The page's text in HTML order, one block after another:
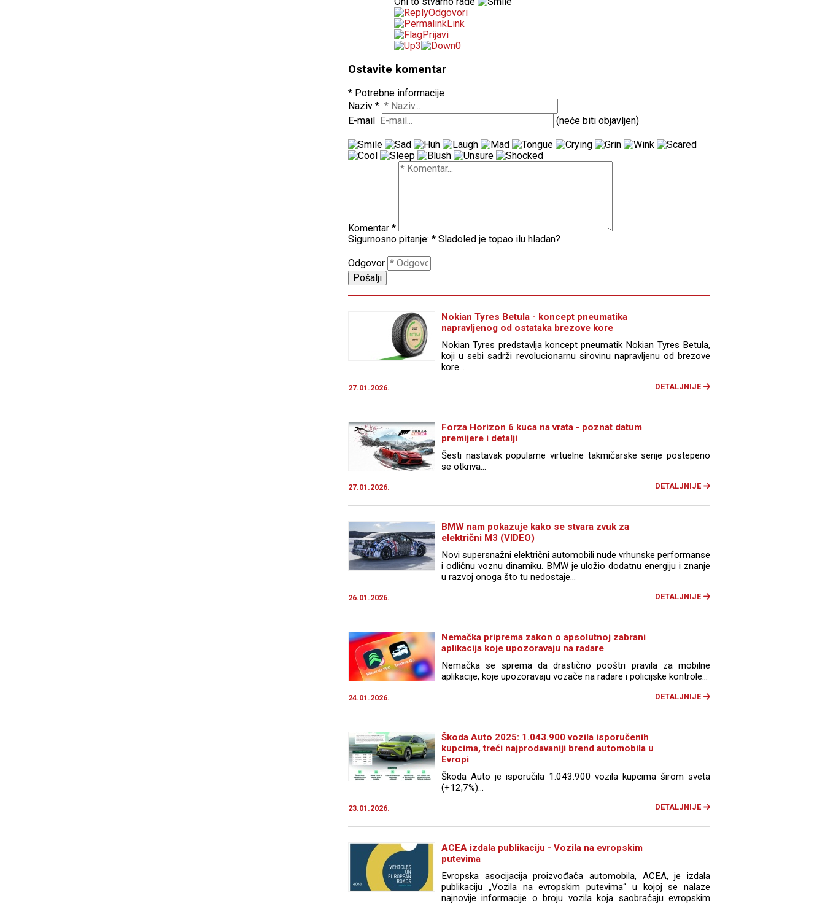
Odgovori
Link
Prijavi
3
0
Ostavite komentar
* Potrebne informacije
Naziv *
E-mail
(neće biti objavljen)
Komentar *
Sigurnosno pitanje: * Sladoled je topao ilu hladan?
Odgovor
Nokian Tyres Betula - koncept pneumatika
napravljenog od ostataka brezove kore
Nokian Tyres predstavlja koncept pneumatik Nokian Tyres Betula,
koji u sebi sadrži revolucionarnu sirovinu napravljenu od brezove
kore...
27.01.2026. DETALJNIJE
Forza Horizon 6 kuca na vrata - poznat datum
premijere i detalji
Šesti nastavak popularne virtuelne takmičarske serije postepeno
se otkriva...
27.01.2026. DETALJNIJE
BMW nam pokazuje kako se stvara zvuk za
električni M3 (VIDEO)
Novi supersnažni električni automobili nude vrhunske performanse
i odličnu voznu dinamiku. BMW je uložio dodatnu energiju i znanje
u razvoj onoga što tu nedostaje...
26.01.2026. DETALJNIJE
Nemačka priprema zakon o apsolutnoj zabrani
aplikacija koje upozoravaju na radare
Nemačka se sprema da drastično pooštri pravila za mobilne
aplikacije, koje upozoravaju vozače na radare i policijske kontrole...
24.01.2026. DETALJNIJE
Škoda Auto 2025: 1.043.900 vozila isporučenih
kupcima, treći najprodavaniji brend automobila u
Evropi
Škoda Auto je isporučila 1.043.900 vozila kupcima širom sveta
(+12,7%)...
23.01.2026. DETALJNIJE
ACEA izdala publikaciju - Vozila na evropskim
putevima
Evropska asocijacija proizvođača automobila, ACEA, je izdala
publikaciju „Vozila na evropskim putevima“ u kojoj se nalaze
najnovije informacije o broju vozila koja saobraćaju evropskim